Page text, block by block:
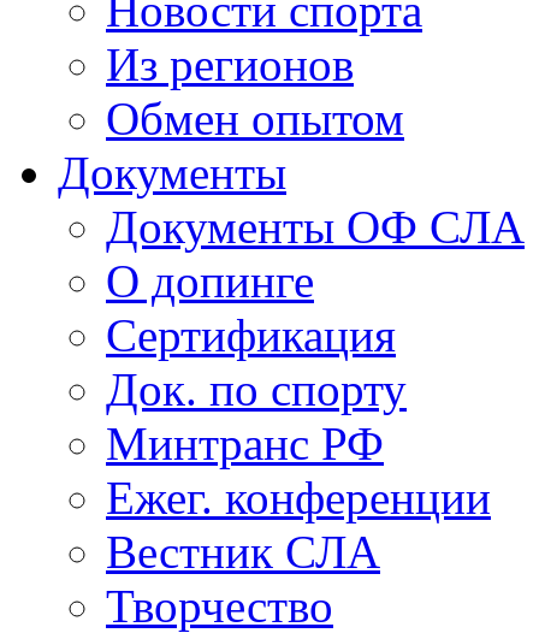
Из регионов
Обмен опытом
Документы
Документы ОФ СЛА
О допинге
Сертификация
Док. по спорту
Минтранс РФ
Ежег. конференции
Вестник СЛА
Творчество